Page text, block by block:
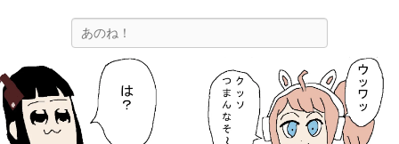
ひらちょんの中華端末隔離倉庫
ほたがページ上部にある検索バーを消してくれたサイトです。